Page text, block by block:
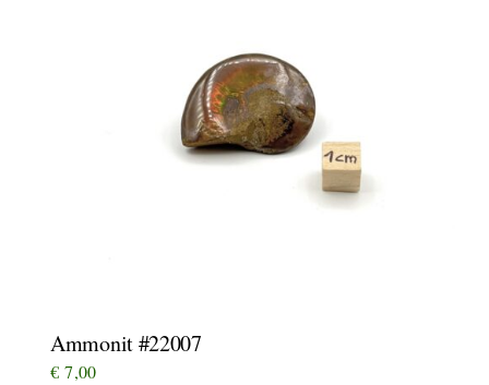
Ammonit #22007
€ 7,00